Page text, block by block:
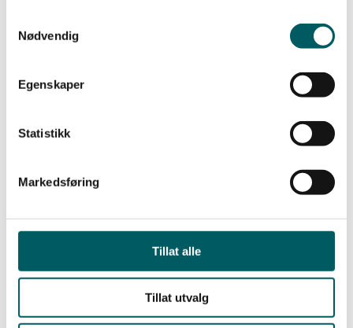
Nødvendig
Egenskaper
Statistikk
Markedsføring
Tillat alle
Tillat utvalg
adjourning. Alle grupper går gjennom disse fasene i
prosessen med å løse en felles oppgave. I de fleste
situasjoner står gruppen fast i en fase, og oppnår
For ledere er oppgaven å bidra, understøtte og
veilede gruppen gjennom fasene på en god og
sin atferd og lederstil for å kunne møte behovene i
I forming-fasen etableres teamet, og er